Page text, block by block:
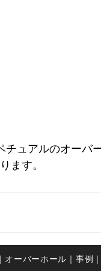
ュアルのオーバ
ます。
｜ オーバーホール ｜ 事例